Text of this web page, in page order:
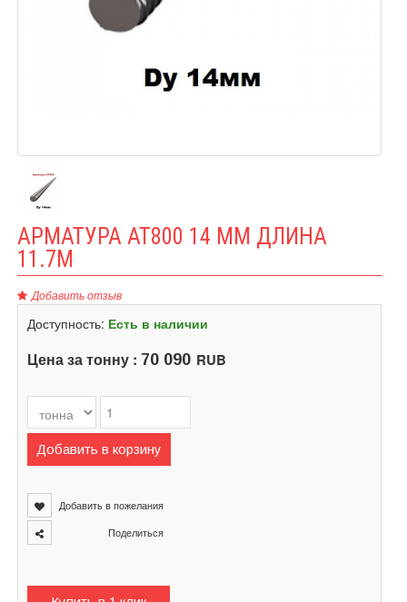
АРМАТУРА АТ800 14 ММ ДЛИНА
11.7М
Добавить отзыв
Доступность: Есть в наличии
Цена за тонну : 70 090 RUB
Добавить в корзину
Добавить в пожелания
Поделиться